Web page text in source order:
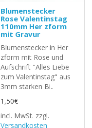
Blumenstecker
Rose Valentinstag
110mm Her zform
mit Gravur
Blumenstecker in Her
zform mit Rose und
Aufschrift "Alles Liebe
zum Valentinstag" aus
3mm starken Bi..
1,50€
incl. MwSt. zzgl.
Versandkosten